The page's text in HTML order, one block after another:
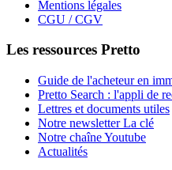
Mentions légales
CGU / CGV
Les ressources Pretto
Guide de l'acheteur en
Pretto Search : l'appli de
Lettres et documents utiles
Notre newsletter La clé
Notre chaîne Youtube
Actualités